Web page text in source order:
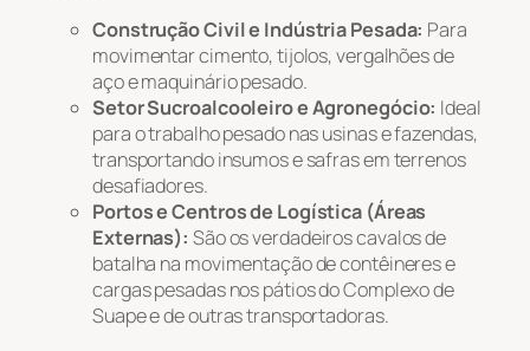
Construção Civil e Indústria Pesada: Para
movimentar cimento, tijolos, vergalhões de
aço e maquinário pesado.
Setor Sucroalcooleiro e Agronegócio: Ideal
para o trabalho pesado nas usinas e fazendas,
transportando insumos e safras em terrenos
desafiadores.
Portos e Centros de Logística (Áreas
Externas): São os verdadeiros cavalos de
batalha na movimentação de contêineres e
cargas pesadas nos pátios do Complexo de
Suape e de outras transportadoras.